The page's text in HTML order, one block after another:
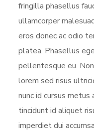
fringilla phasellus
ullamcorper
eros donec ac odio
platea. Phasellus
pellentesque eu.
lorem sed risus
nunc id cursus
tincidunt id aliquet
imperdiet dui